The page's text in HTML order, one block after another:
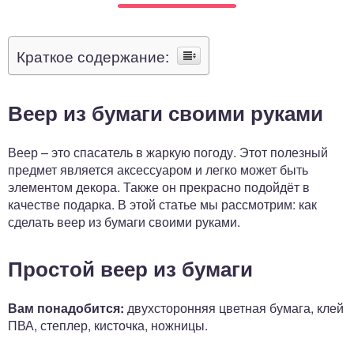
Краткое содержание:
Веер из бумаги своими руками
Веер – это спасатель в жаркую погоду. Этот полезный
предмет является аксессуаром и легко может быть
элементом декора. Также он прекрасно подойдёт в
качестве подарка. В этой статье мы рассмотрим: как
сделать веер из бумаги своими руками.
Простой веер из бумаги
Вам понадобится: двухсторонняя цветная бумага, клей
ПВА, степлер, кисточка, ножницы.